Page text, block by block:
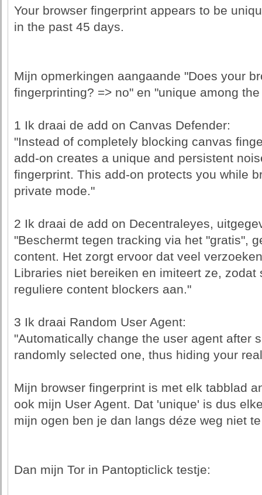
Your browser fingerprint appears to be
in the past 45 days.
Mijn opmerkingen aangaande "Does your
fingerprinting? => no" en "unique among
1 Ik draai de add on Canvas Defender:
"Instead of completely blocking canvas
add-on creates a unique and persistent
fingerprint. This add-on protects you while
private mode."
2 Ik draai de add on Decentraleyes,
"Beschermt tegen tracking via het "gratis",
content. Het zorgt ervoor dat veel
Libraries niet bereiken en imiteert ze, zodat
reguliere content blockers aan."
3 Ik draai Random User Agent:
"Automatically change the user agent after
randomly selected one, thus hiding your
Mijn browser fingerprint is met elk tabblad
ook mijn User Agent. Dat 'unique' is dus
mijn ogen ben je dan langs déze weg niet
Dan mijn Tor in Pantopticlick testje: